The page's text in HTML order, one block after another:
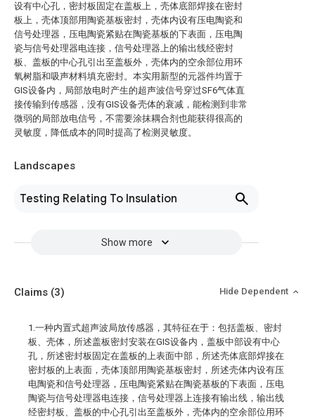
设有中心孔，密封板固定在盖板上，壳体底部焊接在密封
板上，壳体顶部用陶瓷基板密封，壳体内设有压电陶瓷和
信号处理器，压电陶瓷紧贴在陶瓷基板的下表面，压电陶
瓷与信号处理器电连接，信号处理器上的输出线经密封
板、盖板的中心孔引出至盖板外，壳体内的空余部位用环
氧树脂和吸声材料填充密封。本实用新型的元器件均置于
GIS设备内，局部放电时产生的超声波信号穿过SF6气体直
接传输到传感器，没有GIS设备壳体的衰减，能检测到非常
微弱的局部放电信号，不需要涂抹耦合剂也能获得很高的
灵敏度，降低成本的同时提高了检测灵敏度。
Landscapes
Testing Relating To Insulation
Show more
Claims (3) Hide Dependent
1.一种内置式超声波局放传感器，其特征在于：包括盖板、密封
板、壳体，所述盖板密封安装在GIS设备内，盖板中部设有中心
孔，所述密封板固定在盖板的上表面中部，所述壳体底部焊接在
密封板的上表面，壳体顶部用陶瓷基板密封，所述壳体内设有压
电陶瓷和信号处理器，压电陶瓷紧贴在陶瓷基板的下表面，压电
陶瓷与信号处理器电连接，信号处理器上连接有输出线，输出线
经密封板、盖板的中心孔引出至盖板外，壳体内的空余部位用环